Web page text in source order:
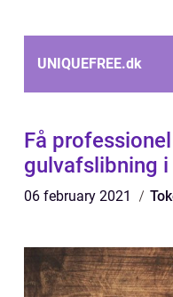
UNIQUEFREE.dk
Få
gulvafslibning
06 february 2021